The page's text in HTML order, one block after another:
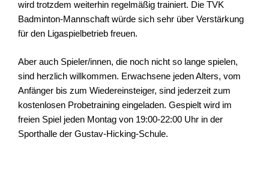
wird trotzdem weiterhin regelmäßig trainiert. Die TVK
Badminton-Mannschaft würde sich sehr über Verstärkung
für den Ligaspielbetrieb freuen.
Aber auch Spieler/innen, die noch nicht so lange spielen,
sind herzlich willkommen. Erwachsene jeden Alters, vom
Anfänger bis zum Wiedereinsteiger, sind jederzeit zum
kostenlosen Probetraining eingeladen. Gespielt wird im
freien Spiel jeden Montag von 19:00-22:00 Uhr in der
Sporthalle der Gustav-Hicking-Schule.